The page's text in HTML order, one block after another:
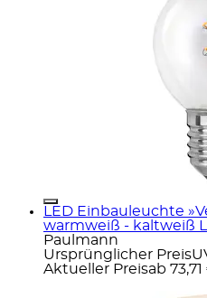
LED Einbauleuchte
warmweiß - kaltweiß
Paulmann
Ursprünglicher Preis
Aktueller Preisab